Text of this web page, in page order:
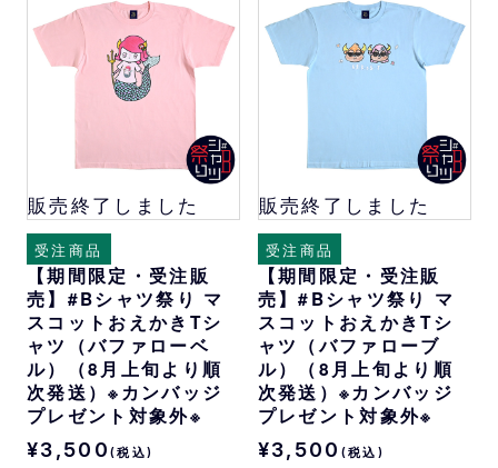
販売終了しました
受注商品
【期間限定・受注販
売】#Bシャツ祭り マ
スコットおえかきTシ
ャツ（バファローベ
ル）（8月上旬より順
次発送）※カンバッジ
プレゼント対象外※
¥3,500 (税込)
販売終了しました
受注商品
【期間限定・受注販
売】#Bシャツ祭り マ
スコットおえかきTシ
ャツ（バファローブ
ル）（8月上旬より順
次発送）※カンバッジ
プレゼント対象外※
¥3,500 (税込)